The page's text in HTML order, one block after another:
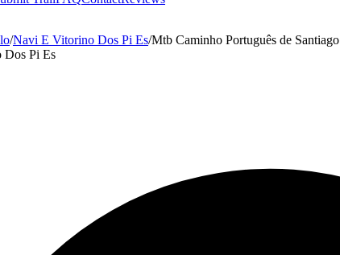
/Navi E Vitorino Dos Pi Es/Mtb Caminho Português de Santiago
Dos Pi Es